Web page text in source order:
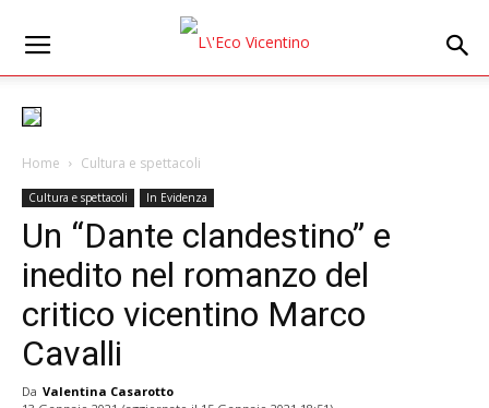
Home Cultura e spettacoli
Cultura e spettacoli In Evidenza
Un “Dante clandestino” e
inedito nel romanzo del
critico vicentino Marco
Cavalli
Da Valentina Casarotto